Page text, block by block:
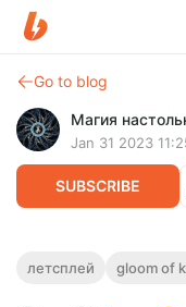
Go to blog
Магия
Jan 31 2023
SUBSCRIBE
Мрак
летсплей gloom of